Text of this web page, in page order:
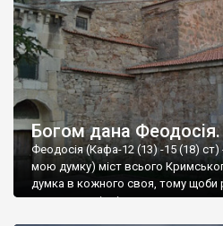
Богом дана
Феодосія (Кафа-12 (13) -15 (18) ст)
мою думку) міст всього
думка в кожного своя, тому щоби
запрошую відвідати це